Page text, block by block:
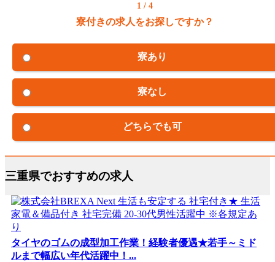
1 / 4
寮付きの求人をお探しですか？
寮あり
寮なし
どちらでも可
三重県でおすすめの求人
タイヤのゴムの成型加工作業！経験者優遇★若手～ミド
ルまで幅広い年代活躍中！...